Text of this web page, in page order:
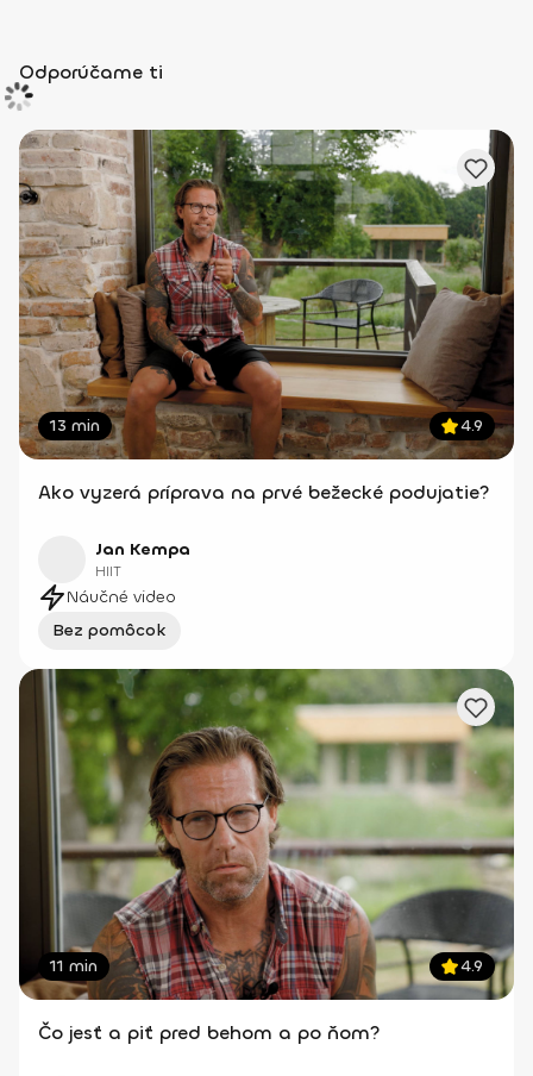
Odporúčame ti
13 min 4.9
Ako vyzerá príprava na prvé bežecké podujatie?
Jan Kempa
HIIT
Náučné video
Bez pomôcok
11 min 4.9
Čo jesť a piť pred behom a po ňom?